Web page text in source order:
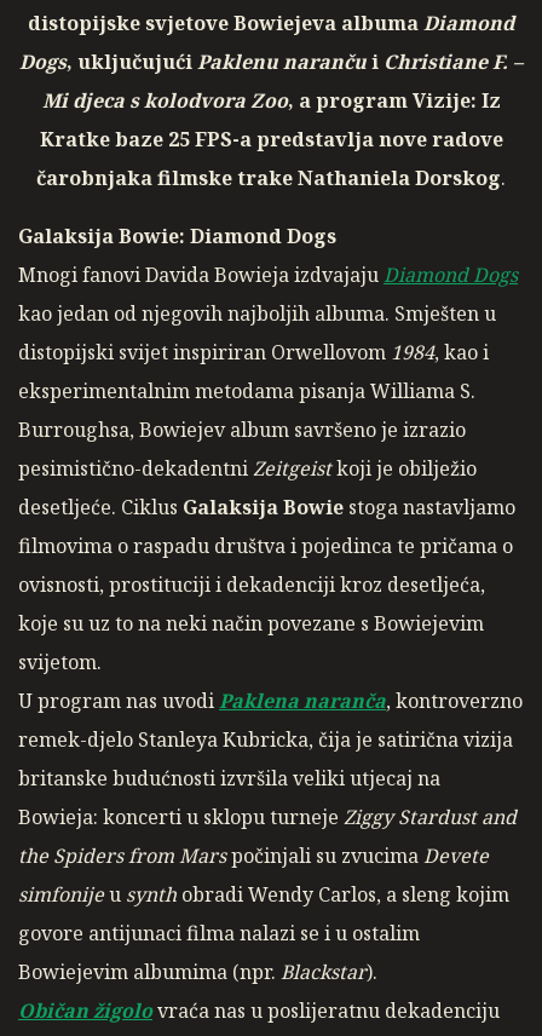
distopijske svjetove Bowiejeva albumaDiamond
Dogs, uključujućiPaklenu narančui Christiane F. –
Mi djeca s kolodvora Zoo, a program Vizije: Iz
Kratke baze 25 FPS-a predstavlja nove radove
čarobnjaka filmske trake Nathaniela Dorskog.
Galaksija Bowie: Diamond Dogs
Mnogi fanovi Davida Bowieja izdvajajuDiamond Dogs
kao jedan od njegovih najboljih albuma. Smješten u
distopijski svijet inspiriran Orwellovom 1984, kao i
eksperimentalnim metodama pisanja Williama S.
Burroughsa, Bowiejev album savršeno je izrazio
pesimistično-dekadentniZeitgeistkoji je obilježio
desetljeće. Ciklus Galaksija Bowie stoga nastavljamo
filmovima o raspadu društva i pojedinca te pričama o
ovisnosti, prostituciji i dekadenciji kroz desetljeća,
koje su uz to na neki način povezane s Bowiejevim
svijetom.
U program nas uvodiPaklena naranča, kontroverzno
remek-djelo Stanleya Kubricka, čija je satirična vizija
britanske budućnosti izvršila veliki utjecaj na
Bowieja: koncerti u sklopu turneje Ziggy Stardust and
the Spiders from Marspočinjali su zvucimaDevete
simfonijeu synth obradi Wendy Carlos, a sleng kojim
govore antijunaci filma nalazi se i u ostalim
Bowiejevim albumima (npr. Blackstar).
Običan žigolovraća nas u poslijeratnu dekadenciju